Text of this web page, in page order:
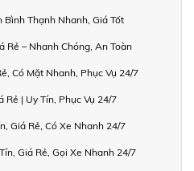
Bình Thạnh Nhanh, Giá Tốt
Rẻ – Nhanh Chóng, An Toàn
Có Mặt Nhanh, Phục Vụ 24/7
Rẻ | Uy Tín, Phục Vụ 24/7
Giá Rẻ, Có Xe Nhanh 24/7
Giá Rẻ, Gọi Xe Nhanh 24/7